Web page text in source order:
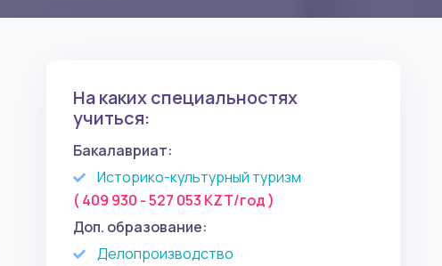
На каких специальностях
учиться:
Бакалавриат:
Историко-культурный туризм
( 409 930 - 527 053 KZT/год )
Доп. образование:
Делопроизводство